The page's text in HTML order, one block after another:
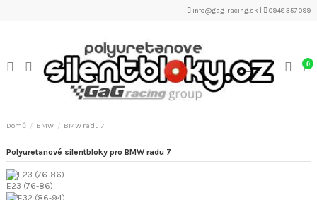
info@gag-racing.sk 0948 357 099
0
Domů BMW BMW radu 7
Polyuretanové silentbloky pro BMW radu 7
E23 (76-86)